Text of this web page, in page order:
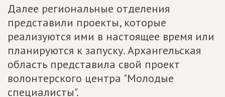
Далее региональные отделения
представили проекты, которые
реализуются ими в настоящее время или
планируются к запуску. Архангельская
область представила свой проект
волонтерского центра "Молодые
специалисты".